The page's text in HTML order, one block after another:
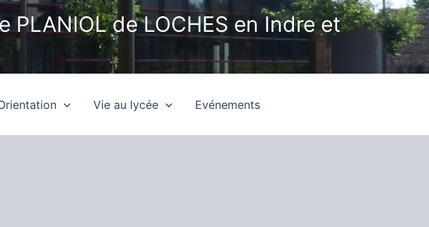
de LOCHES en Indre et
Vie au lycée Evénements